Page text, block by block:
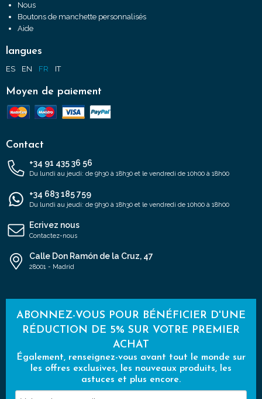
Nous
Boutons de manchette personnalisés
Aide
langues
ES EN FR IT
Moyen de paiement
Contact
+34 91 435 36 56
Du lundi au jeudi: de 9h30 à 18h30 et le vendredi de 10h00 à 18h00
+34 683 185 759
Du lundi au jeudi: de 9h30 à 18h30 et le vendredi de 10h00 à 18h00
Ecrivez nous
Contactez-nous
Calle Don Ramón de la Cruz, 47
28001 - Madrid
ABONNEZ-VOUS POUR BÉNÉFICIER D'UNE
RÉDUCTION DE 5% SUR VOTRE PREMIER
ACHAT
Également, renseignez-vous avant tout le monde sur
les offres exclusives, les nouveaux produits, les
astuces et plus encore.
Votre